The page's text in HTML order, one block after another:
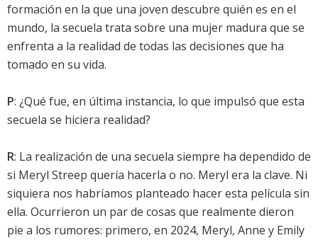
formación en la que una joven descubre quién es en el
mundo, la secuela trata sobre una mujer madura que se
enfrenta a la realidad de todas las decisiones que ha
tomado en su vida.
P: ¿Qué fue, en última instancia, lo que impulsó que esta
secuela se hiciera realidad?
R: La realización de una secuela siempre ha dependido de
si Meryl Streep quería hacerla o no. Meryl era la clave. Ni
siquiera nos habríamos planteado hacer esta película sin
ella. Ocurrieron un par de cosas que realmente dieron
pie a los rumores: primero, en 2024, Meryl, Anne y Emily